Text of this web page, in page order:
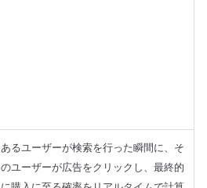
あるユーザーが検索を行った瞬間に、そ
のユーザーが広告をクリックし、最終的